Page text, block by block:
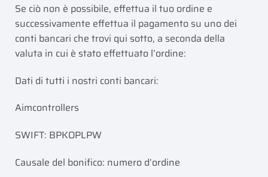
Se ciò non è possibile, effettua il tuo ordine e
successivamente effettua il pagamento su uno dei
conti bancari che trovi qui sotto, a seconda della
valuta in cui è stato effettuato l’ordine:
Dati di tutti i nostri conti bancari:
Aimcontrollers
SWIFT: BPKOPLPW
Causale del bonifico: numero d’ordine